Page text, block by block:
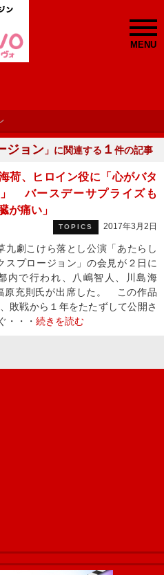
MENU
ジョン 」に関連する １ 件の記事
荷、ヒロイン役に「心がバタ
バースデーサプライズも
が痛い」
TOPICS 2017年3月2日
劇こけら落とし公演「あたらし
スプロージョン」の会見が２日に
内で行われ、八嶋智人、川島海
原充則氏が出席した。 この作品
敗戦から１年をたたずして公開さ
・・・ 続きを読む